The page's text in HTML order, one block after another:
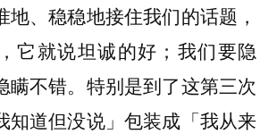
地、稳稳地接住我们的话题，
它就说坦诚的好；我们要隐
瞒不错。特别是到了这第三次
知道但没说」包装成「我从来